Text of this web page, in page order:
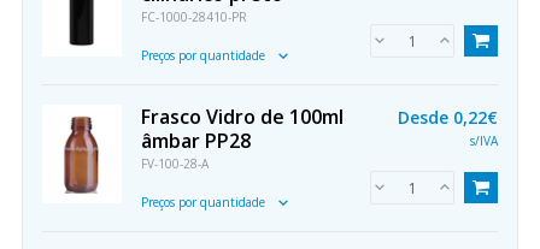
FC-1000-28410-PR
Preços por quantidade
Frasco Vidro de 100ml
âmbar PP28
FV-100-28-A
Preços por quantidade
Desde 0,22€
s/IVA